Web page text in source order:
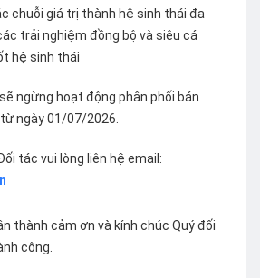
chuỗi giá trị thành hệ sinh thái đa
trải nghiệm đồng bộ và siêu cá
hệ sinh thái
ngừng hoạt động phân phối bán
ngày 01/07/2026.
tác vui lòng liên hệ email:
thành cảm ơn và kính chúc Quý đối
công.